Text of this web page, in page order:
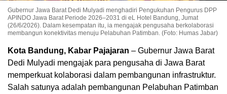
Gubernur Jawa Barat Dedi Mulyadi menghadiri Pengukuhan Pengurus DPP
APINDO Jawa Barat Periode 2026–2031 di eL Hotel Bandung, Jumat
(26/6/2026). Dalam kesempatan itu, ia mengajak pengusaha berkolaborasi
membangun konektivitas menuju Pelabuhan Patimban. (Foto: Humas Jabar)
Kota Bandung, Kabar Pajajaran – Gubernur Jawa Barat
Dedi Mulyadi mengajak para pengusaha di Jawa Barat
memperkuat kolaborasi dalam pembangunan infrastruktur.
Salah satunya adalah pembangunan Pelabuhan Patimban